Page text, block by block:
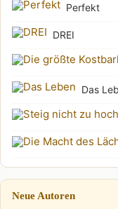
Perfekt
DREI
Das
Neue Autoren